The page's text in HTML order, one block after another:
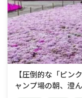
【圧倒的な「ピン
ャンプ場の朝、澄